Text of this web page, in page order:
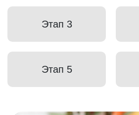
Этап 3
Этап 5